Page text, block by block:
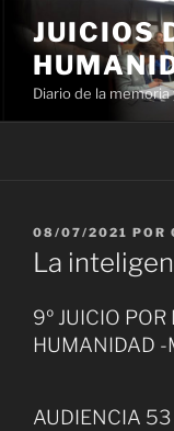
contenido
JUICIOS
Diario de la memoria
PUBLICADO
EL
08/07/2021 POR
La
9º JUICIO
HUMANIDAD -
AUDIENCIA